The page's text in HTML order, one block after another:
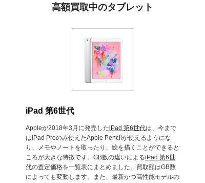
高額買取中のタブレット
iPad 第6世代
Appleが2018年3月に発売したiPad 第6世代は、今まで
はiPad Proのみ使えたApple Pencilが使えるようにな
り、メモやノートを取ったり、絵を描くことができると
ころが大きな特徴です。GB数の違いによるiPad 第6世
代の査定価格を一覧表にまとめました。買取額はGB数
によっても変動します。また、最新かつ高性能モデルの